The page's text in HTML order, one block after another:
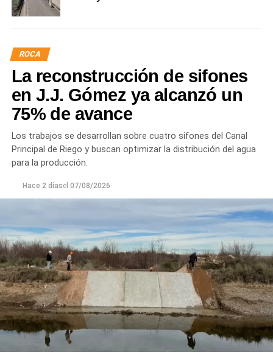
ROCA
La reconstrucción de sifones
en J.J. Gómez ya alcanzó un
75% de avance
Los trabajos se desarrollan sobre cuatro sifones del Canal
Principal de Riego y buscan optimizar la distribución del agua
para la producción.
Hace 2 díasel 07/08/2026